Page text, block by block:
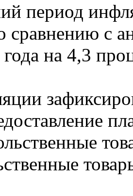
период
сравнению с
на 4,3